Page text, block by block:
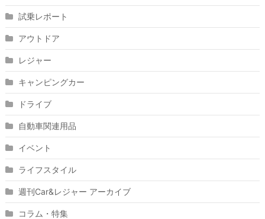
試乗レポート
アウトドア
レジャー
キャンピングカー
ドライブ
自動車関連用品
イベント
ライフスタイル
週刊Car&レジャー アーカイブ
コラム・特集